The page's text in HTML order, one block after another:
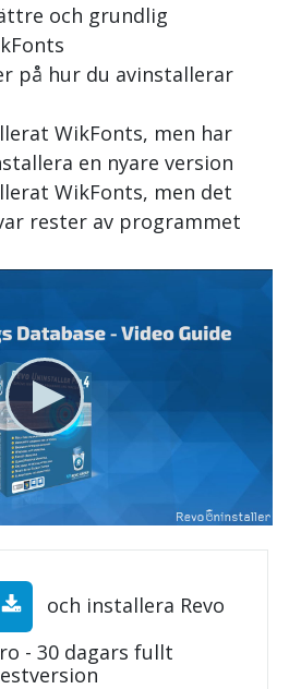
och grundlig
på hur du avinstallerar
WikFonts, men har
en nyare version
WikFonts, men det
rester av programmet
och installera Revo
- 30 dagars fullt